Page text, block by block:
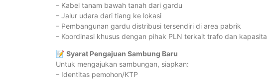
– Kabel tanam bawah tanah dari gardu
– Jalur udara dari tiang ke lokasi
– Pembangunan gardu distribusi tersendiri di area pabrik
– Koordinasi khusus dengan pihak PLN terkait trafo dan
📝 Syarat Pengajuan Sambung Baru
Untuk mengajukan sambungan, siapkan:
– Identitas pemohon/KTP